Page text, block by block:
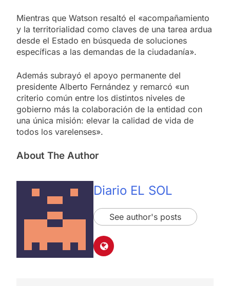
Mientras que Watson resaltó el «acompañamiento
y la territorialidad como claves de una tarea ardua
desde el Estado en búsqueda de soluciones
específicas a las demandas de la ciudadanía».
Además subrayó el apoyo permanente del
presidente Alberto Fernández y remarcó «un
criterio común entre los distintos niveles de
gobierno más la colaboración de la entidad con
una única misión: elevar la calidad de vida de
todos los varelenses».
About The Author
Diario EL SOL
See author's posts